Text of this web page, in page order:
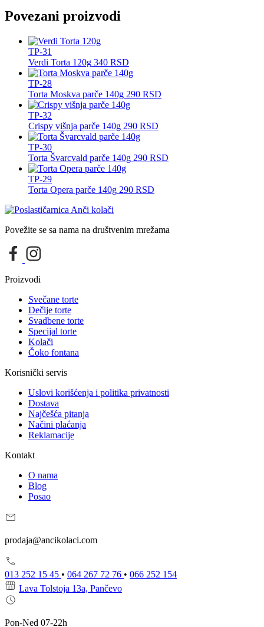
Povezani proizvodi
TP-31
Verdi Torta 120g 340 RSD
TP-28
Torta Moskva parče 140g 290 RSD
TP-32
Crispy višnja parče 140g 290 RSD
TP-30
Torta Švarcvald parče 140g 290 RSD
TP-29
Torta Opera parče 140g 290 RSD
Povežite se sa nama na društvenim mrežama
Proizvodi
Svečane torte
Dečije torte
Svadbene torte
Specijal torte
Kolači
Čoko fontana
Korisnički servis
Uslovi korišćenja i politika privatnosti
Dostava
Najčešća pitanja
Načini plaćanja
Reklamacije
Kontakt
O nama
Blog
Posao
prodaja@ancikolaci.com
013 252 15 45 • 064 267 72 76 • 066 252 154
Lava Tolstoja 13a, Pančevo
Pon-Ned 07-22h